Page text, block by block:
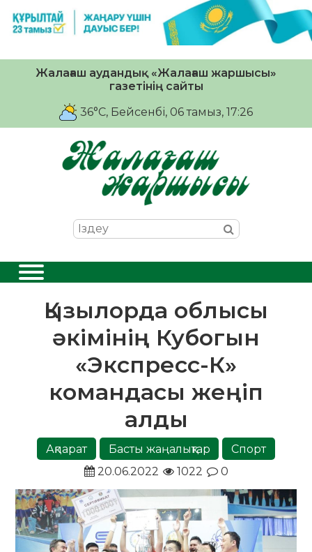
Жалағаш аудандық «Жалағаш жаршысы»
газетінің сайты
36°C, Бейсенбі, 06 тамыз, 17:26
Қызылорда облысы
әкімінің Кубогын
«Экспресс-К»
командасы жеңіп
алды
Ақпарат Басты жаңалықтар
Спорт
20.06.2022
1022 0